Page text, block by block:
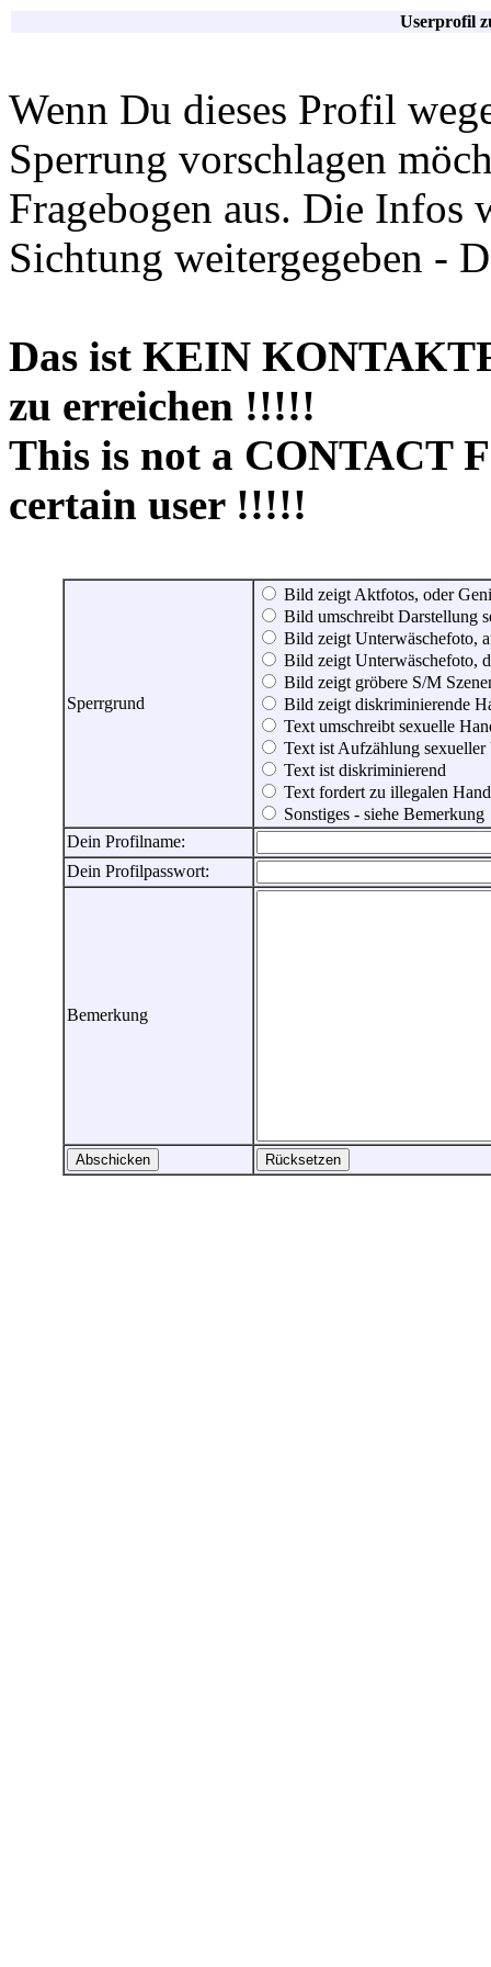
Userprofil
Wenn Du dieses Profil
Sperrung vorschlagen
Fragebogen aus. Die Infos
Sichtung weitergegeben -
Das ist KEIN
zu erreichen !!!!!
This is not a CONTACT
certain user !!!!!
Sperrgrund
Bild zeigt Aktfotos, oder
Bild umschreibt Darstellung
Bild zeigt Unterwäschefoto,
Bild zeigt Unterwäschefoto,
Bild zeigt gröbere S/M
Bild zeigt diskriminierende
Text umschreibt sexuelle
Text ist Aufzählung sexueller
Text ist diskriminierend
Text fordert zu illegalen
Sonstiges - siehe Bemerkung
Dein Profilname:
Dein Profilpasswort:
Bemerkung